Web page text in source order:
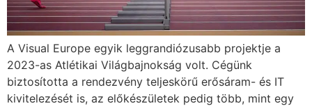
A Visual Europe egyik leggrandiózusabb projektje a
2023-as Atlétikai Világbajnokság volt. Cégünk
biztosította a rendezvény teljeskörű erősáram- és IT
kivitelezését is, az előkészületek pedig több, mint egy